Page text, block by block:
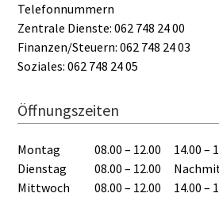
Telefonnummern
Zentrale Dienste: 062 748 24 00
Finanzen/Steuern: 062 748 24 03
Soziales: 062 748 24 05
Öffnungszeiten
Montag 08.00 – 12.00
14.00 –
Dienstag
08.00 – 12.00
Mittwoch
08.00 – 12.00
14.00 –